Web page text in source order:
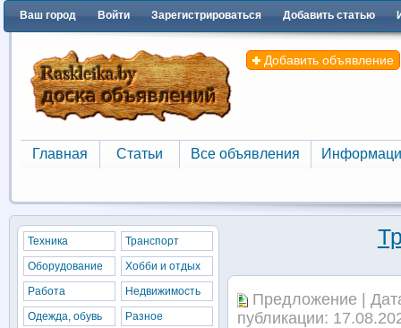
Ваш город Войти Зарегистрироваться Добавить статью
Добавить объявление
Главная
Главная
Статьи
Статьи
Все объявления
Все объявления
Предложение |
публикации:
Техника
Транспорт
Оборудование
Хобби и отдых
Работа
Недвижимость
Одежда, обувь
Разное